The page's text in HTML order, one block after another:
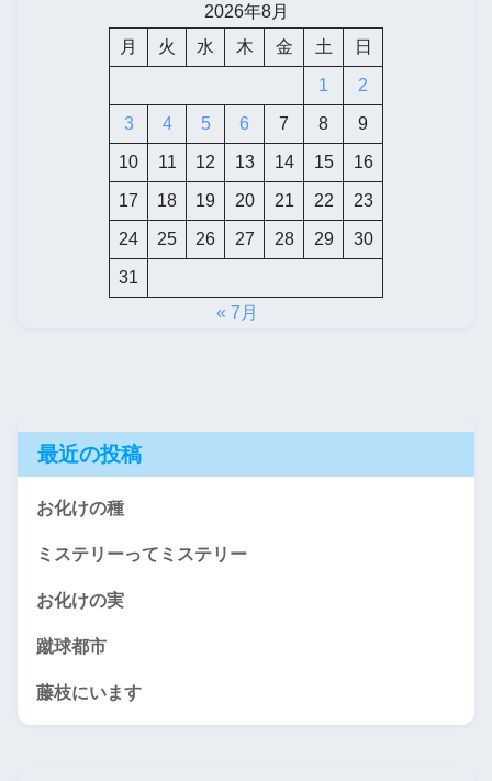
2026年8月
月
火 水 木 金 土 日
1 2
3 4 5 6 7 8 9
10 11 12 13 14 15 16
17 18 19 20 21 22 23
24 25 26 27 28 29 30
31
« 7月
最近の投稿
お化けの種
ミステリーってミステリー
お化けの実
蹴球都市
藤枝にいます